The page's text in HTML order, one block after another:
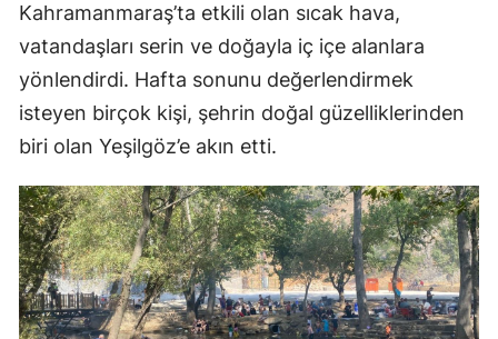
Kahramanmaraş’ta etkili olan sıcak hava,
vatandaşları serin ve doğayla iç içe alanlara
yönlendirdi. Hafta sonunu değerlendirmek
isteyen birçok kişi, şehrin doğal güzelliklerinden
biri olan Yeşilgöz’e akın etti.